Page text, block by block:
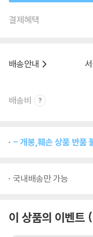
결제혜택
배송안내
배송비
- 개봉,훼손 상품 반품
국내배송만 가능
이 상품의 이벤트